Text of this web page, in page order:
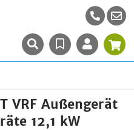
VRF Außengerät
12,1 kW